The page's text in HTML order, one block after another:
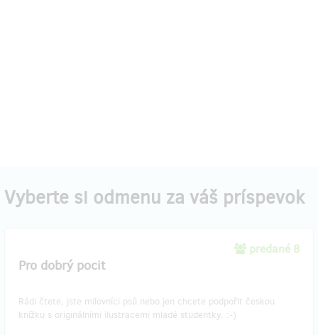
Vyberte si odmenu za váš príspevok
predané 8
Pro dobrý pocit
Rádi čtete, jste milovníci psů nebo jen chcete podpořit českou
knížku s originálními ilustracemi mladé studentky. :-)